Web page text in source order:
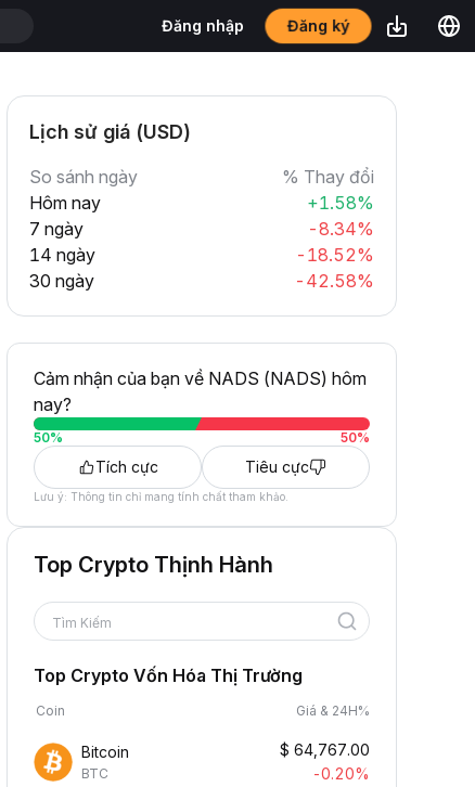
Đăng nhập Đăng ký
Lịch sử giá (USD)
So sánh ngày
% Thay đổi
Hôm nay
+1.58%
7 ngày
-8.34%
14 ngày
-18.52%
30 ngày
-42.58%
Cảm nhận của bạn về NADS (NADS) hôm
nay?
50% 50%
Tích cực Tiêu cực
Lưu ý: Thông tin chỉ mang tính chất tham khảo.
Top Crypto Thịnh Hành
Tìm Kiếm
Top Crypto Vốn Hóa Thị Trường
Coin Giá & 24H%
Bitcoin
BTC
$ 64,767.00
-0.20%